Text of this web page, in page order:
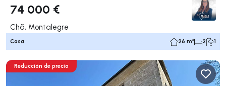
74 000 €
Chã, Montalegre
Casa 26 m² 2 1
Reducción de precio